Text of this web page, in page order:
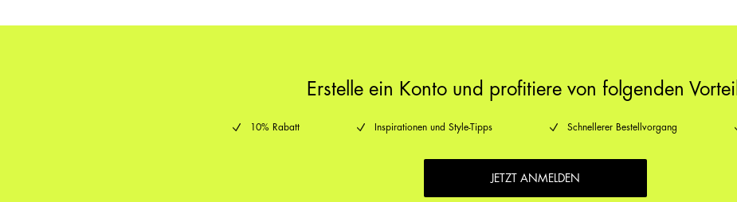
Erstelle ein Konto und profitiere von folgenden
10% Rabatt Inspirationen und Style-Tipps Schnellerer Bestellvorgang
JETZT ANMELDEN